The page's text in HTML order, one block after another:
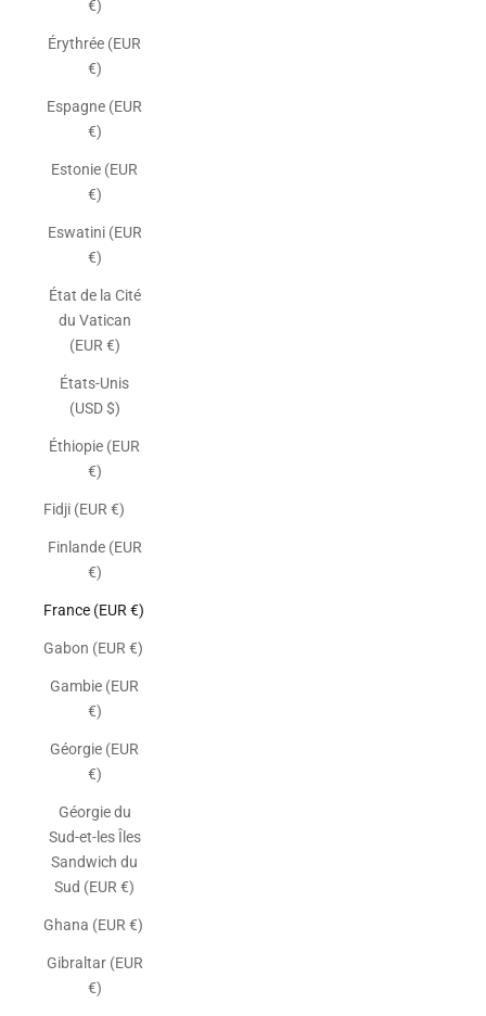
€)
Érythrée (EUR
€)
Espagne (EUR
€)
Estonie (EUR
€)
Eswatini (EUR
€)
État de la Cité
du Vatican
(EUR €)
États-Unis
(USD $)
Éthiopie (EUR
€)
Fidji (EUR €)
Finlande (EUR
€)
France (EUR €)
Gabon (EUR €)
Gambie (EUR
€)
Géorgie (EUR
€)
Géorgie du
Sud-et-les Îles
Sandwich du
Sud (EUR €)
Ghana (EUR €)
Gibraltar (EUR
€)